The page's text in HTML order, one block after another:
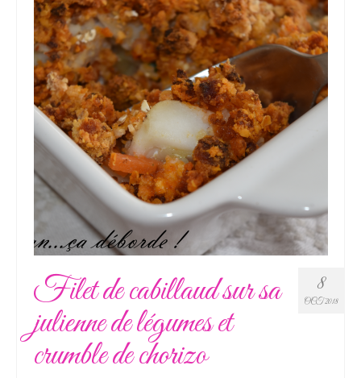
8
OCT 2018
Filet de cabillaud sur sa
julienne de légumes et
crumble de chorizo